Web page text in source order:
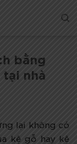
bằng
nhà
lại không có
kệ gỗ hay kệ